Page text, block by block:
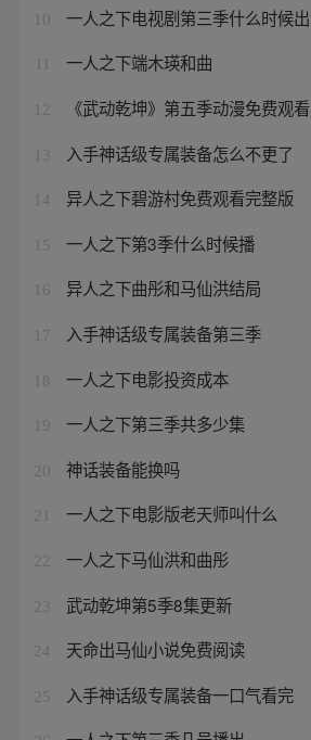
10 一人之下电视剧第三季什么时候出
一人之下端木瑛和曲
12 《武动乾坤》第五季动漫免费观看
13 入手神话级专属装备怎么不更了
14 异人之下碧游村免费观看完整版
15 一人之下第3季什么时候播
16 异人之下曲彤和马仙洪结局
17 入手神话级专属装备第三季
18 一人之下电影投资成本
19 一人之下第三季共多少集
20 神话装备能换吗
21 一人之下电影版老天师叫什么
22 一人之下马仙洪和曲彤
23 武动乾坤第5季8集更新
24 天命出马仙小说免费阅读
25 入手神话级专属装备一口气看完